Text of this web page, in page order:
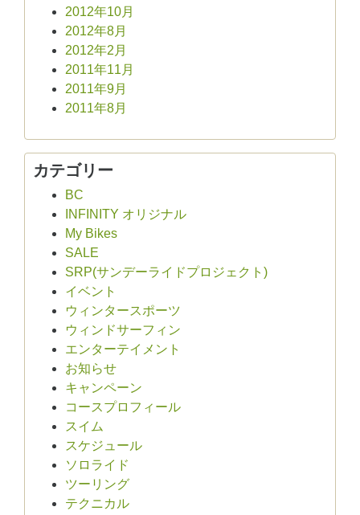
2012年10月
2012年8月
2012年2月
2011年11月
2011年9月
2011年8月
カテゴリー
BC
INFINITY オリジナル
My Bikes
SALE
SRP(サンデーライドプロジェクト)
イベント
ウィンタースポーツ
ウィンドサーフィン
エンターテイメント
お知らせ
キャンペーン
コースプロフィール
スイム
スケジュール
ソロライド
ツーリング
テクニカル